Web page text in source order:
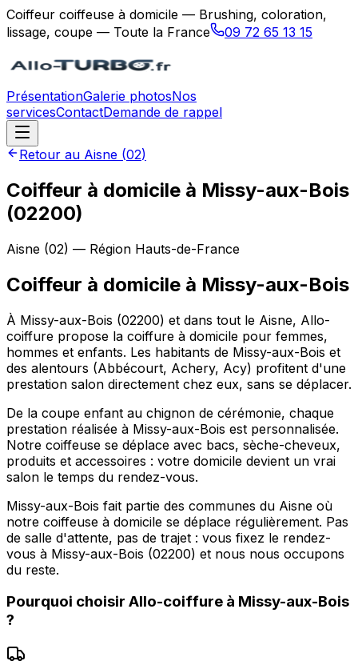
Coiffeur coiffeuse à domicile — Brushing, coloration,
lissage, coupe — Toute la France
09 72 65 13 15
PrésentationGalerie photosNos
servicesContactDemande de rappel
Retour au Aisne (02)
Coiffeur à domicile à Missy-aux-Bois
(02200)
Aisne (02) — Région Hauts-de-France
Coiffeur à domicile à Missy-aux-Bois
À Missy-aux-Bois (02200) et dans tout le Aisne, Allo-
coiffure propose la coiffure à domicile pour femmes,
hommes et enfants. Les habitants de Missy-aux-Bois et
des alentours (Abbécourt, Achery, Acy) profitent d'une
prestation salon directement chez eux, sans se déplacer.
De la coupe enfant au chignon de cérémonie, chaque
prestation réalisée à Missy-aux-Bois est personnalisée.
Notre coiffeuse se déplace avec bacs, sèche-cheveux,
produits et accessoires : votre domicile devient un vrai
salon le temps du rendez-vous.
Missy-aux-Bois fait partie des communes du Aisne où
notre coiffeuse à domicile se déplace régulièrement. Pas
de salle d'attente, pas de trajet : vous fixez le rendez-
vous à Missy-aux-Bois (02200) et nous nous occupons
du reste.
Pourquoi choisir Allo-coiffure à Missy-aux-Bois
?